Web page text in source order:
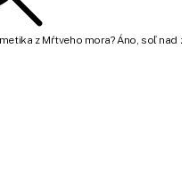
z Mŕtveho mora? Áno, soľ